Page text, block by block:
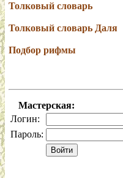
Толковый словарь
Толковый словарь Даля
Подбор рифмы
Мастерская:
Логин:
Пароль: